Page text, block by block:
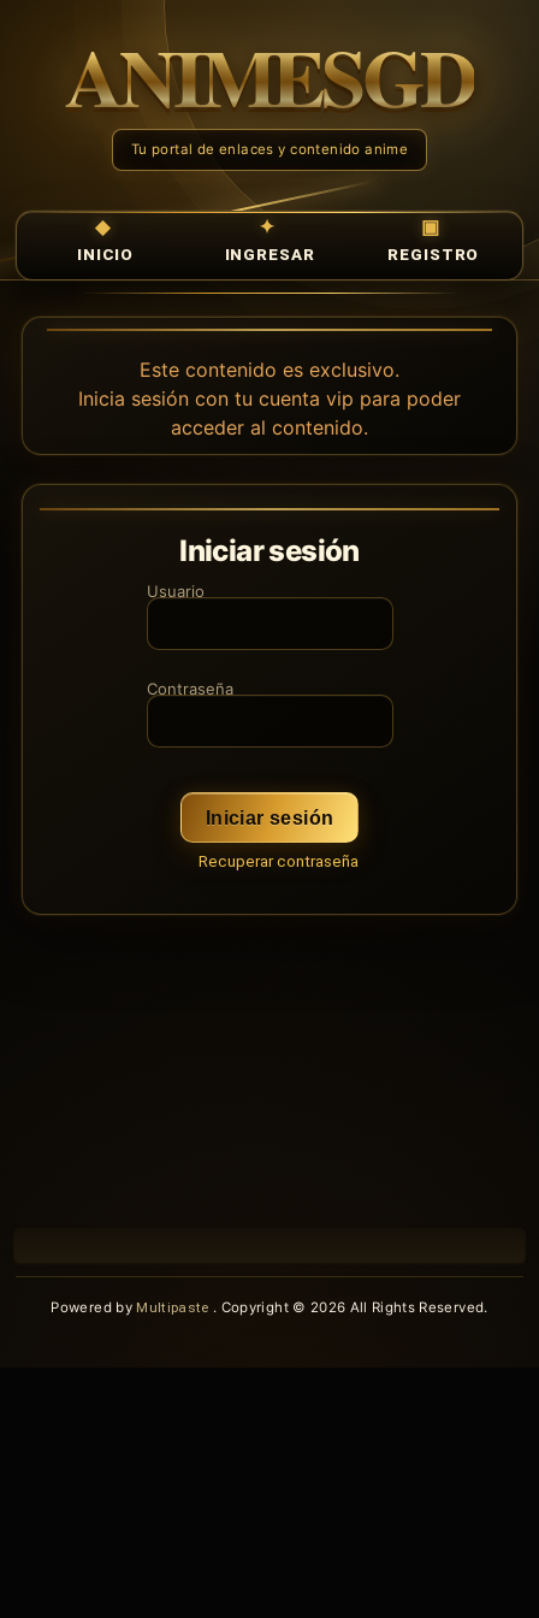
INICIO INGRESAR REGISTRO
Este contenido es exclusivo.
Inicia sesión con tu cuenta vip para poder
acceder al contenido.
Iniciar sesión
Usuario
Contraseña
Iniciar sesión
Recuperar contraseña
Powered by Multipaste . Copyright © 2026 All Rights Reserved.